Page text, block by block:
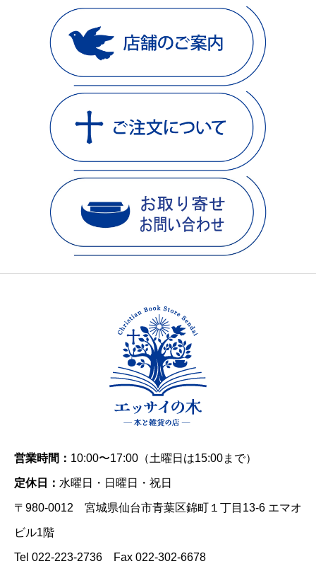
営業時間： 10:00〜17:00（土曜日は15:00まで）
定休日： 水曜日・日曜日・祝日
〒980-0012 宮城県仙台市青葉区錦町１丁目13-6 エマオ
ビル1階
Tel 022-223-2736 Fax 022-302-6678